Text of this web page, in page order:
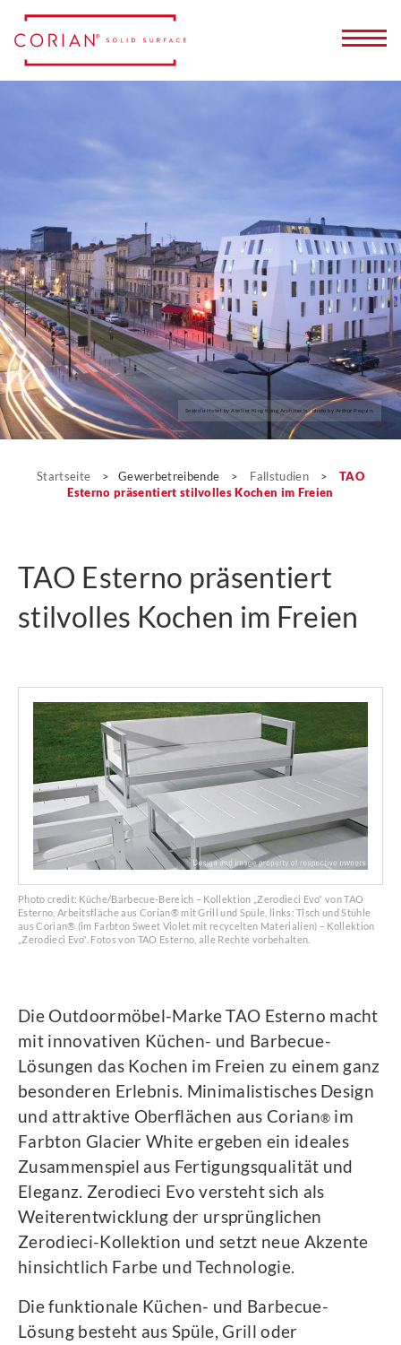
Seeko’o Hotel by Atelier King Kong Architects; photo by Arthur Pequin.
Fallstudien
Startseite > Gewerbetreibende > Fallstudien >
TAO
Esterno präsentiert stilvolles Kochen im Freien
TAO Esterno präsentiert
stilvolles Kochen im Freien
Photo credit: Küche/Barbecue-Bereich – Kollektion „Zerodieci Evo“ von TAO
Esterno, Arbeitsfläche aus Corian® mit Grill und Spüle, links: Tisch und Stühle
aus Corian® (im Farbton Sweet Violet mit recycelten Materialien) – Kollektion
„Zerodieci Evo“. Fotos von TAO Esterno, alle Rechte vorbehalten.
Die Outdoormöbel-Marke TAO Esterno macht
mit innovativen Küchen- und Barbecue-
Lösungen das Kochen im Freien zu einem ganz
besonderen Erlebnis. Minimalistisches Design
und attraktive Oberflächen aus Corian® im
Farbton Glacier White ergeben ein ideales
Zusammenspiel aus Fertigungsqualität und
Eleganz. Zerodieci Evo versteht sich als
Weiterentwicklung der ursprünglichen
Zerodieci-Kollektion und setzt neue Akzente
hinsichtlich Farbe und Technologie.
Die funktionale Küchen- und Barbecue-
Lösung besteht aus Spüle, Grill oder